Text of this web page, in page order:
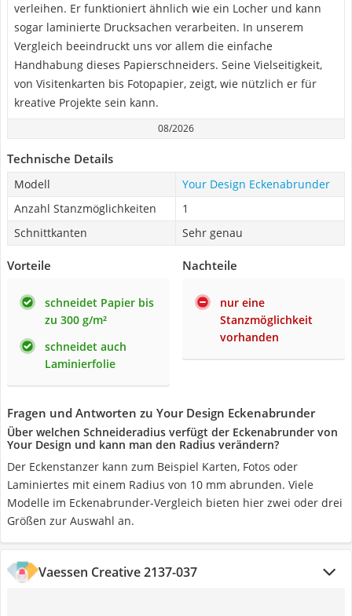
verleihen. Er funktioniert ähnlich wie ein Locher und kann
sogar laminierte Drucksachen verarbeiten. In unserem
Vergleich beeindruckt uns vor allem die einfache
Handhabung dieses Papierschneiders. Seine Vielseitigkeit,
von Visitenkarten bis Fotopapier, zeigt, wie nützlich er für
kreative Projekte sein kann.
08/2026
Technische Details
Modell
Your Design Eckenabrunder
Anzahl Stanzmöglichkeiten
1
Schnittkanten
Sehr genau
Vorteile
schneidet Papier bis
zu 300 g/m²
schneidet auch
Laminierfolie
Nachteile
nur eine
Stanzmöglichkeit
vorhanden
Fragen und Antworten zu Your Design Eckenabrunder
Über welchen Schneideradius verfügt der Eckenabrunder von
Your Design und kann man den Radius verändern?
Der Eckenstanzer kann zum Beispiel Karten, Fotos oder
Laminiertes mit einem Radius von 10 mm abrunden. Viele
Modelle im Eckenabrunder-Vergleich bieten hier zwei oder drei
Größen zur Auswahl an.
Vaessen Creative 2137-037